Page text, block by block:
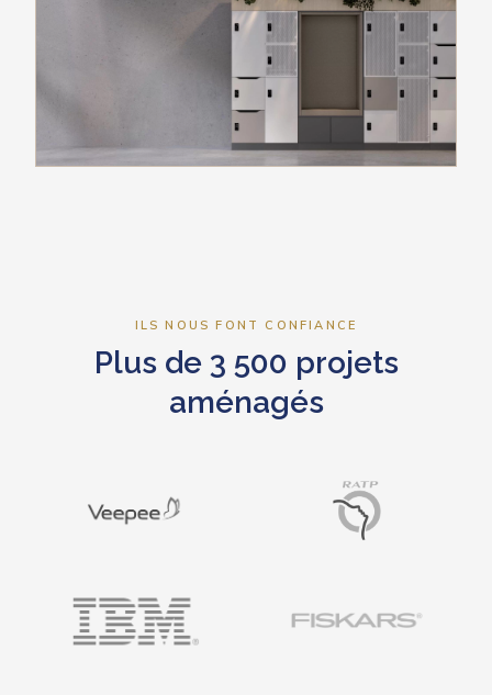
ILS NOUS FONT CONFIANCE
Plus de 3 500 projets
aménagés